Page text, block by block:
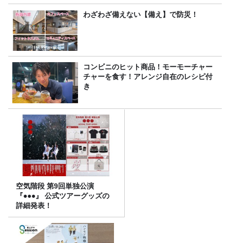
わざわざ備えない【備え】で防災！
コンビニのヒット商品！モーモーチャー
チャーを食す！アレンジ自在のレシピ付
き
空気階段 第9回単独公演
『●●●』 公式ツアーグッズの
詳細発表！